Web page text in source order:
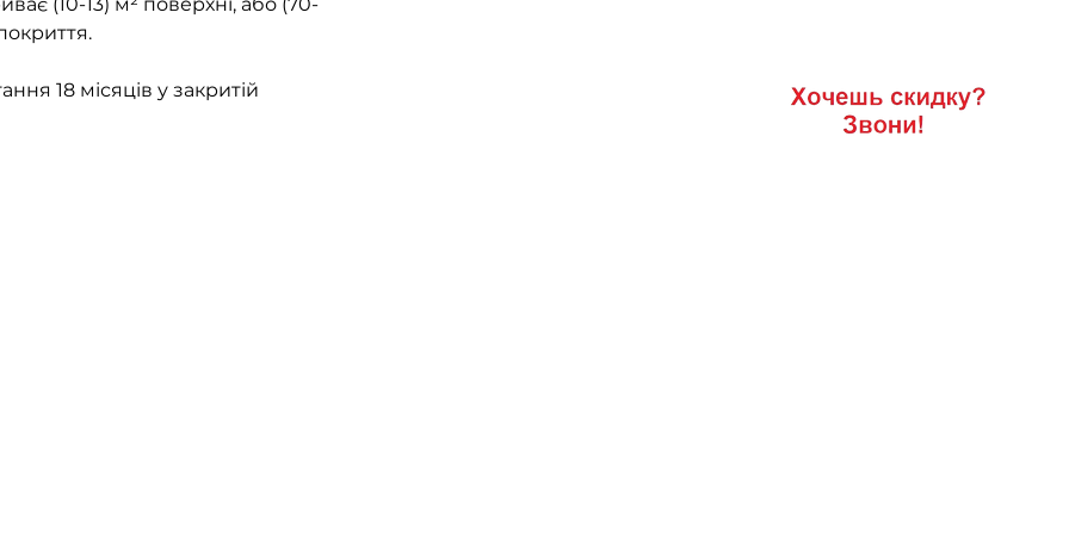
18 місяців у закритій